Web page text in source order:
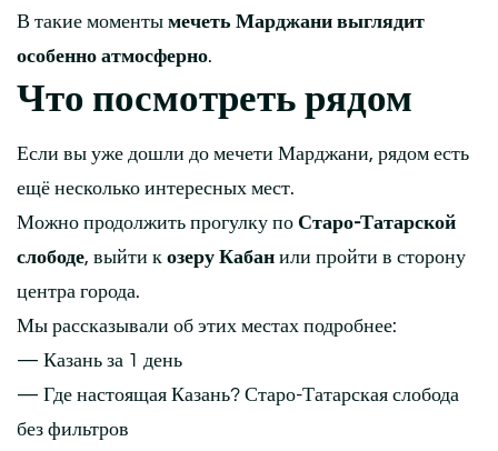
В такие моменты мечеть Марджани выглядит
особенно атмосферно.
Что посмотреть рядом
Если вы уже дошли до мечети Марджани, рядом есть
ещё несколько интересных мест.
Можно продолжить прогулку по Старо-Татарской
слободе, выйти к озеру Кабан или пройти в сторону
центра города.
Мы рассказывали об этих местах подробнее:
— Казань за 1 день
— Где настоящая Казань? Старо-Татарская слобода
без фильтров